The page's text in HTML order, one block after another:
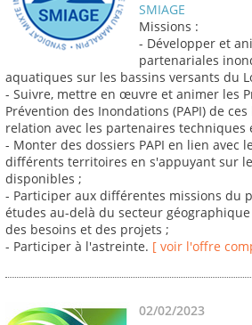
SMIAGE
Missions :
- Développer et
partenariales
aquatiques sur les bassins versants du
- Suivre, mettre en œuvre et animer les
Prévention des Inondations (PAPI) de
relation avec les partenaires techniques
- Monter des dossiers PAPI en lien avec
différents territoires en s'appuyant sur
disponibles ;
- Participer aux différentes missions du
études au-delà du secteur
des besoins et des projets ;
- Participer à l'astreinte. [ voir l'offre
02/02/2023